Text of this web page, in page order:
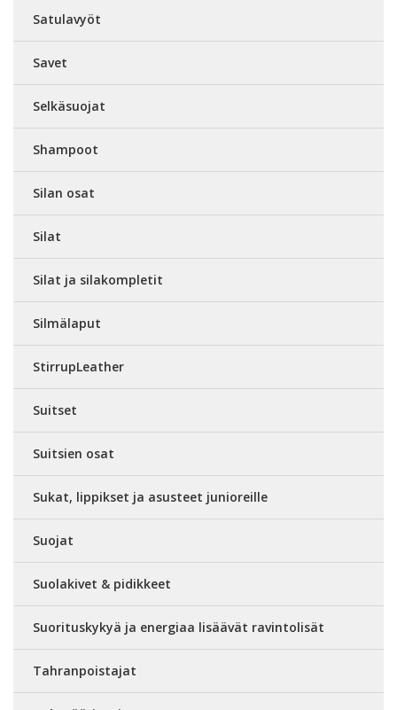
Satulavyöt
Savet
Selkäsuojat
Shampoot
Silan osat
Silat
Silat ja silakompletit
Silmälaput
StirrupLeather
Suitset
Suitsien osat
Sukat, lippikset ja asusteet junioreille
Suojat
Suolakivet & pidikkeet
Suorituskykyä ja energiaa lisäävät ravintolisät
Tahranpoistajat